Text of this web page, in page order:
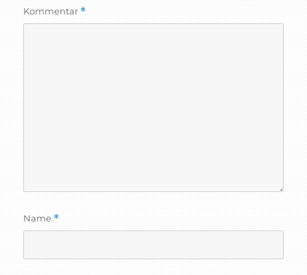
Kommentar *
Name *